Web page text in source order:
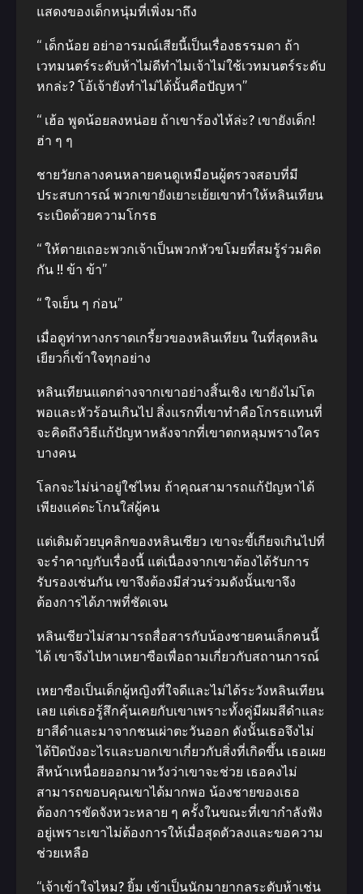
แสดงของเด็กหนุ่มที่เพิ่งมาถึง
“ เด็กน้อย อย่าอารมณ์เสียนี้เป็นเรื่องธรรมดา ถ้า
เวทมนตร์ระดับห้าไม่ดีทําไมเจ้าไม่ใช้เวทมนตร์ระดับ
หกล่ะ? โอ้เจ้ายังทําไม่ได้นั้นคือปัญหา”
“ เฮ้อ พูดน้อยลงหน่อย ถ้าเขาร้องไห้ล่ะ? เขายังเด็ก!
ฮ่า ๆ ๆ
ชายวัยกลางคนหลายคนดูเหมือนผู้ตรวจสอบที่มี
ประสบการณ์ พวกเขายังเยาะเย้ยเขาทําให้หลินเทียน
ระเบิดด้วยความโกรธ
“ ให้ตายเถอะพวกเจ้าเป็นพวกหัวขโมยที่สมรู้ร่วมคิด
กัน !! ข้า ข้า”
“ ใจเย็น ๆ ก่อน”
เมื่อดูท่าทางกราดเกรี้ยวของหลินเทียน ในที่สุดหลิน
เยียวก็เข้าใจทุกอย่าง
หลินเทียนแตกต่างจากเขาอย่างสิ้นเชิง เขายังไม่โต
พอและหัวร้อนเกินไป สิ่งแรกที่เขาทําคือโกรธแทนที่
จะคิดถึงวิธีแก้ปัญหาหลังจากที่เขาตกหลุมพรางใคร
บางคน
โลกจะไม่น่าอยู่ใช่ไหม ถ้าคุณสามารถแก้ปัญหาได้
เพียงแค่ตะโกนใส่ผู้คน
แต่เดิมด้วยบุคลิกของหลินเซียว เขาจะขี้เกียจเกินไปที่
จะรําคาญกับเรื่องนี้ แต่เนื่องจากเขาต้องได้รับการ
รับรองเช่นกัน เขาจึงต้องมีส่วนร่วมดังนั้นเขาจึง
ต้องการได้ภาพที่ชัดเจน
หลินเซียวไม่สามารถสื่อสารกับน้องชายคนเล็กคนนี้
ได้ เขาจึงไปหาเหยาซือเพื่อถามเกี่ยวกับสถานการณ์
เหยาซือเป็นเด็กผู้หญิงที่ใจดีและไม่ได้ระวังหลินเทียน
เลย แต่เธอรู้สึกคุ้นเคยกับเขาเพราะทั้งคู่มีผมสีดำและ
ยาสีดําและมาจากชนเผ่าตะวันออก ดังนั้นเธอจึงไม่
ได้ปิดบังอะไรและบอกเขาเกี่ยวกับสิ่งที่เกิดขึ้น เธอเผย
สีหน้าเหนื่อยออกมาหวังว่าเขาจะช่วย เธอคงไม่
สามารถขอบคุณเขาได้มากพอ น้องชายของเธอ
ต้องการขัดจังหวะหลาย ๆ ครั้งในขณะที่เขากําลังฟัง
อยู่เพราะเขาไม่ต้องการให้เมื่อสุดตัวลงและขอความ
ช่วยเหลือ
“เจ้าเข้าใจไหม? ยิ้ม เข้าเป็นนักมายากลระดับห้าเช่น